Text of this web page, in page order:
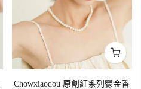
Chowxiaodou 原創紅系列鬱金香